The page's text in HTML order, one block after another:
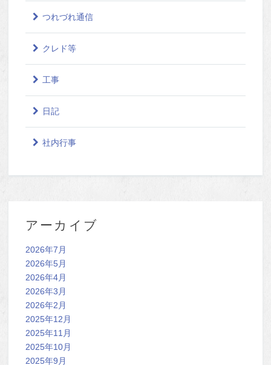
つれづれ通信
クレド等
工事
日記
社内行事
アーカイブ
2026年7月
2026年5月
2026年4月
2026年3月
2026年2月
2025年12月
2025年11月
2025年10月
2025年9月